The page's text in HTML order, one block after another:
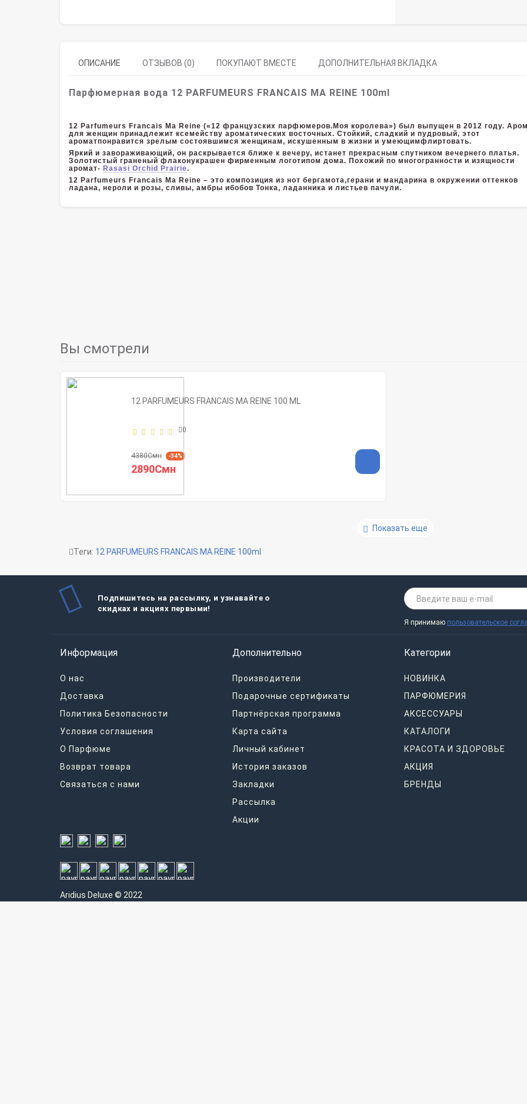
ОПИСАНИЕ ОТЗЫВОВ (0) ПОКУПАЮТ ВМЕСТЕ ДОПОЛНИТЕЛЬНАЯ ВКЛАДКА
Парфюмерная вода 12 PARFUMEURS FRANCAIS MA REINE 100ml
12 Parfumeurs Francais Ma Reine («12 французских парфюмеров.Моя королева») был выпущен в 2012 году.
для женщин принадлежит ксемейству ароматических восточных. Стойкий, сладкий и пудровый, этот
ароматпонравится зрелым состоявшимся женщинам, искушенным в жизни и умеющимфлиртовать.
Яркий и завораживающий, он раскрывается ближе к вечеру, истанет прекрасным спутником вечернего платья.
Золотистый граненый флаконукрашен фирменным логотипом дома. Похожий по многогранности и изящности
аромат- Rasasi Orchid Prairie.
12 Parfumeurs Francais Ma Reine – это композиция из нот бергамота,герани и мандарина в окружении оттенков
ладана, нероли и розы, сливы, амбры ибобов Тонка, ладанника и листьев пачули.
Вы смотрели
12 PARFUMEURS FRANCAIS MA REINE 100 ML
0
4380Смн -34%
2890Смн
Показать еще
Теги: 12 PARFUMEURS FRANCAIS MA REINE 100ml
Подпишитесь на рассылку, и узнавайте о
скидках и акциях первыми!
Я принимаю пользовательское
Информация
О нас
Доставка
Политика Безопасности
Условия соглашения
О Парфюме
Возврат товара
Связаться с нами
Дополнительно
Производители
Подарочные сертификаты
Партнёрская программа
Карта сайта
Личный кабинет
История заказов
Закладки
Рассылка
Акции
Категории
НОВИНКА
ПАРФЮМЕРИЯ
АКСЕССУАРЫ
КАТАЛОГИ
КРАСОТА И ЗДОРОВЬЕ
АКЦИЯ
БРЕНДЫ
Aridius Deluxe © 2022